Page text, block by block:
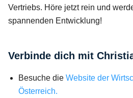
Vertriebs. Höre jetzt rein und
spannenden Entwicklung!
Verbinde dich mit
Besuche die Website der
Österreich.